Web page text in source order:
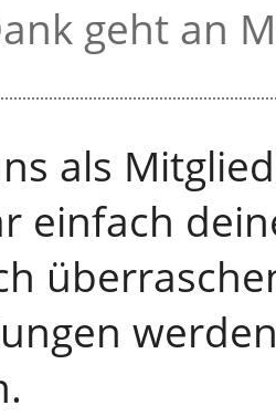
geht an
als
einfach